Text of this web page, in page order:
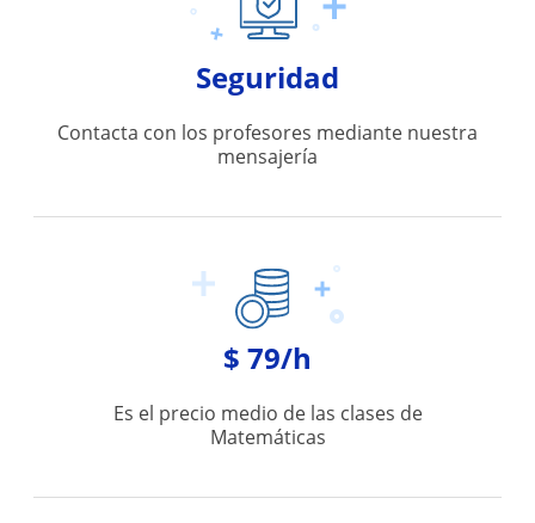
Seguridad
Contacta con los profesores mediante nuestra
mensajería
$ 79/h
Es el precio medio de las clases de
Matemáticas